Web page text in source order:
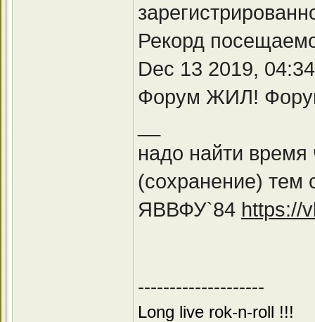
Рекорд
Dec 13 2019,
Форум ЖИЛ!
надо найти время
(сохранение)
ЯВВФУ`84 https://
--------------------
Long live rok-n-roll !!!